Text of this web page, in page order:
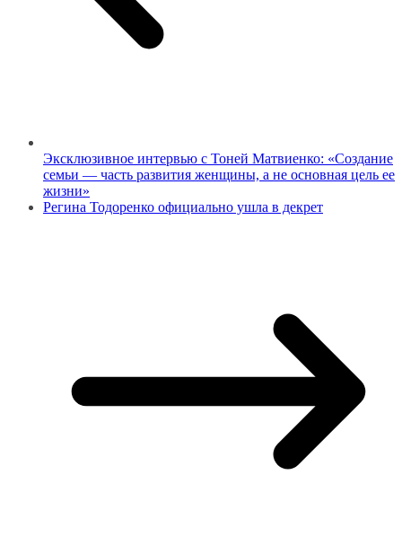
Эксклюзивное интервью с Тоней Матвиенко: «Создание
семьи — часть развития женщины, а не основная цель ее
жизни»
Регина Тодоренко официально ушла в декрет